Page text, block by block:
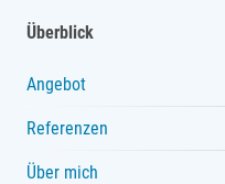
Überblick
Angebot
Referenzen
Über mich